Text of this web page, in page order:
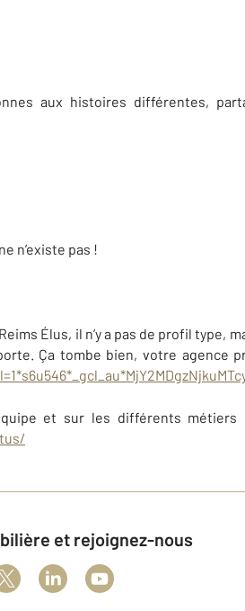
aux histoires différentes,
n’existe pas !
Élus, il n’y a pas de profil type,
Ça tombe bien, votre agence
et sur les différents métiers
et rejoignez-nous